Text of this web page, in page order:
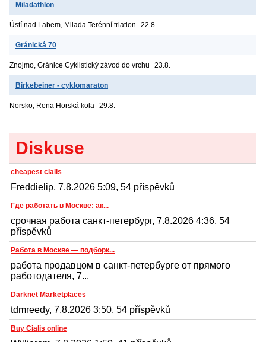
Miladathlon
Ústí nad Labem, Milada Terénní triatlon 22.8.
Gránická 70
Znojmo, Gránice Cyklistický závod do vrchu 23.8.
Birkebeiner - cyklomaraton
Norsko, Rena Horská kola 29.8.
Diskuse
cheapest cialis
Freddielip, 7.8.2026 5:09, 54 příspěvků
Где работать в Москве: ак...
срочная работа санкт-петербург, 7.8.2026 4:36, 54
příspěvků
Работа в Москве — подборк...
работа продавцом в санкт-петербурге от прямого
работодателя, 7...
Darknet Marketplaces
tdmreedy, 7.8.2026 3:50, 54 příspěvků
Buy Cialis online